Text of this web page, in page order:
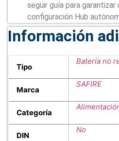
seguir guía para garantizar
configuración Hub
Información
Tipo
Batería no
Marca
SAFIRE
Categoría
DIN
No